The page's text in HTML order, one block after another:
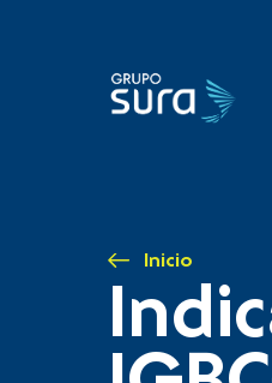
Inicio